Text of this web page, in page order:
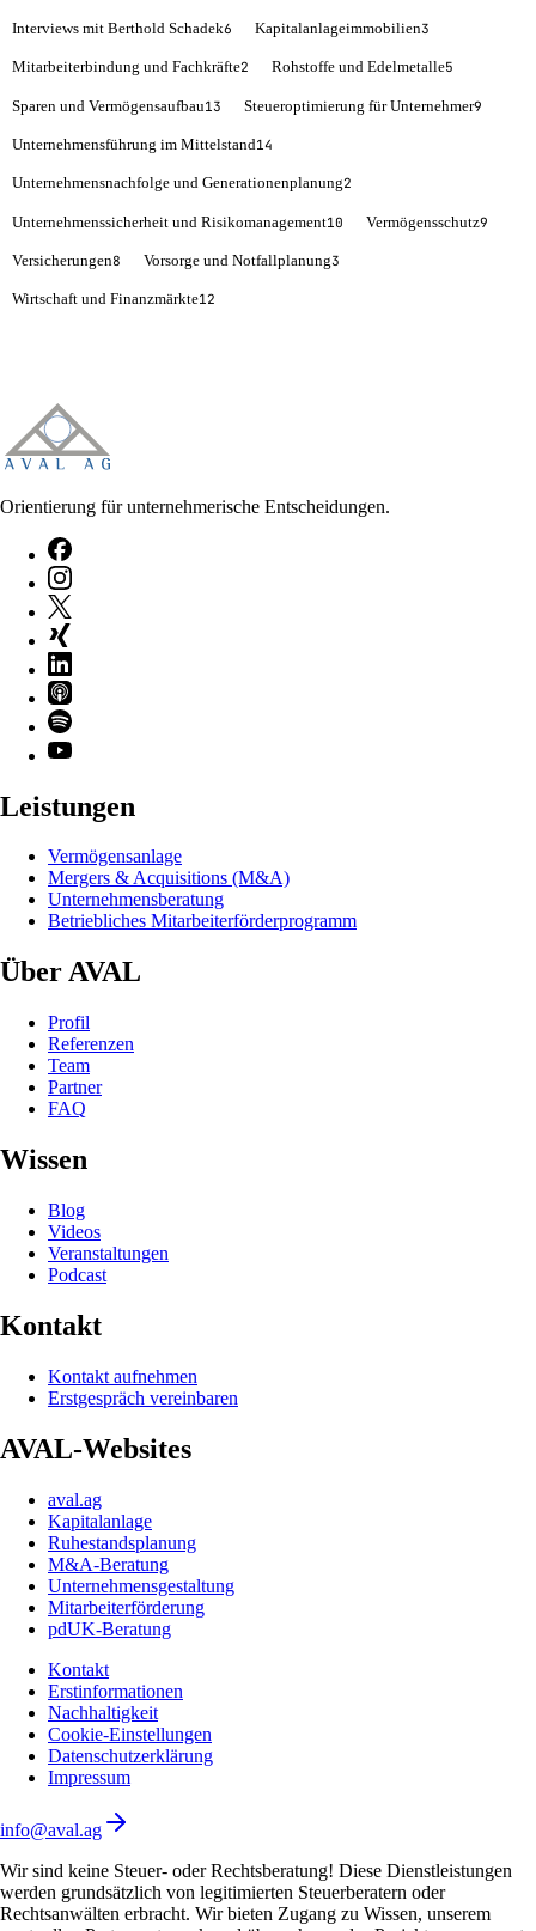
Interviews mit Berthold Schadek6 Kapitalanlageimmobilien3
Mitarbeiterbindung und Fachkräfte2 Rohstoffe und Edelmetalle5
Sparen und Vermögensaufbau13 Steueroptimierung für Unternehmer9
Unternehmensführung im Mittelstand14
Unternehmensnachfolge und Generationenplanung2
Unternehmenssicherheit und Risikomanagement10 Vermögensschutz9
Versicherungen8 Vorsorge und Notfallplanung3
Wirtschaft und Finanzmärkte12
Orientierung für unternehmerische Entscheidungen.
Leistungen
Vermögensanlage
Mergers & Acquisitions (M&A)
Unternehmensberatung
Betriebliches Mitarbeiterförderprogramm
Über AVAL
Profil
Referenzen
Team
Partner
FAQ
Wissen
Blog
Videos
Veranstaltungen
Podcast
Kontakt
Kontakt aufnehmen
Erstgespräch vereinbaren
AVAL-Websites
aval.ag
Kapitalanlage
Ruhestandsplanung
M&A-Beratung
Unternehmensgestaltung
Mitarbeiterförderung
pdUK-Beratung
Kontakt
Erstinformationen
Nachhaltigkeit
Cookie-Einstellungen
Datenschutzerklärung
Impressum
info@aval.ag
Wir sind keine Steuer- oder Rechtsberatung! Diese Dienstleistungen
werden grundsätzlich von legitimierten Steuerberatern oder
Rechtsanwälten erbracht. Wir bieten Zugang zu Wissen, unserem